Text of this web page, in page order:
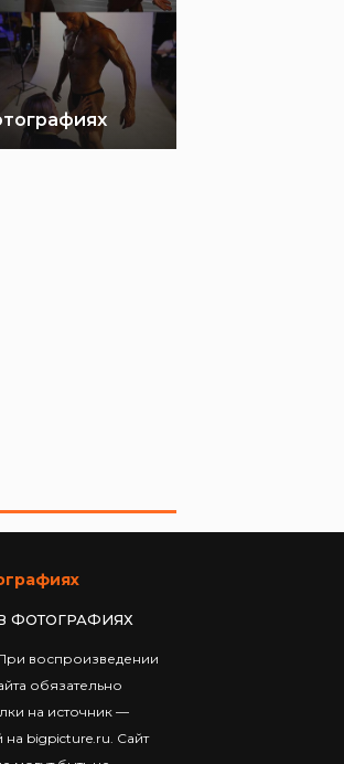
ФОТОГРАФИЯХ
воспроизведении
обязательно
на источник —
на bigpicture.ru. Сайт